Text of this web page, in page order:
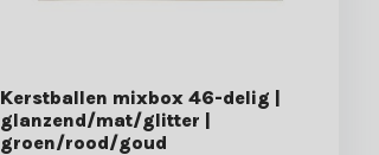
Kerstballen mixbox 46-delig |
glanzend/mat/glitter |
groen/rood/goud